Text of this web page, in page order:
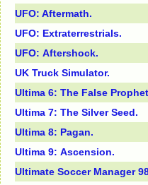
UFO: Aftermath.
UFO: Extraterrestrials.
UFО: Аftershосk.
UK Truck Simulator.
Ultima 6: The False
Ultima 7: The Silver Seed.
Ultima 8: Pagan.
Ultimа 9: Аsсensiоn.
Ultimаte Sоссer Маnаger